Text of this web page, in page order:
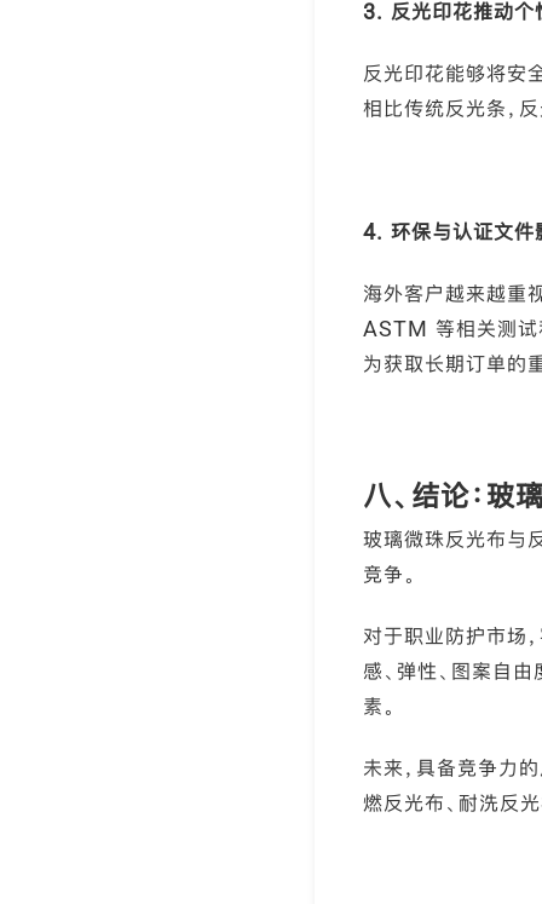
3. 反光印花推动个
反光印花能够将安
相比传统反光条，
4. 环保与认证文件
海外客户越来越重
ASTM 等相关测试
为获取长期订单的
八、结论：玻
玻璃微珠反光布与
竞争。
对于职业防护市场
感、弹性、图案自
素。
未来，具备竞争力
燃反光布、耐洗反